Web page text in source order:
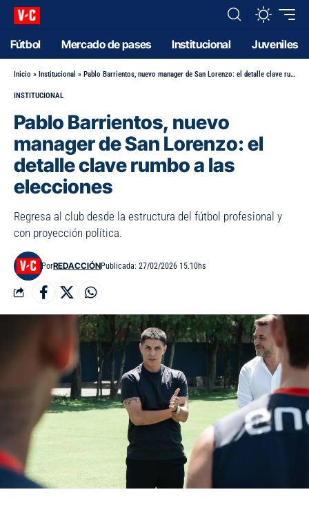
Fútbol Mercado de pases Institucional Juveniles
Inicio » Institucional » Pablo Barrientos, nuevo manager de San Lorenzo: el detalle clave rumbo a las elecciones
INSTITUCIONAL
Pablo Barrientos, nuevo
manager de San Lorenzo: el
detalle clave rumbo a las
elecciones
Regresa al club desde la estructura del fútbol profesional y
con proyección política.
PorREDACCIÓNPublicada: 27/02/2026 15.10hs